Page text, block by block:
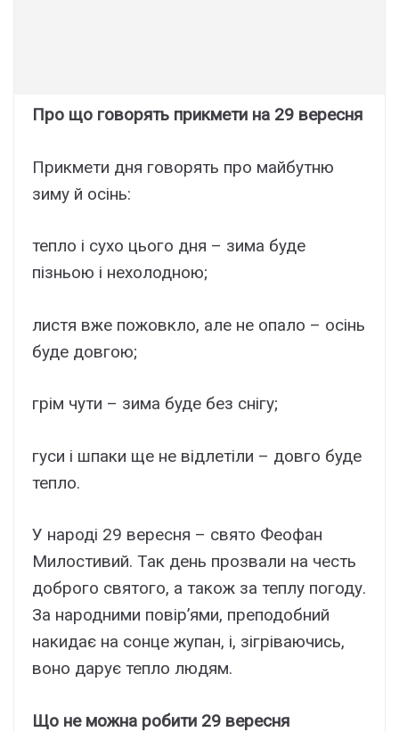
Про що говорять прикмети на 29 вересня
Прикмети дня говорять про майбутню
зиму й осінь:
тепло і сухо цього дня – зима буде
пізньою і нехолодною;
листя вже пожовкло, але не опало – осінь
буде довгою;
грім чути – зима буде без снігу;
гуси і шпаки ще не відлетіли – довго буде
тепло.
У народі 29 вересня – свято Феофан
Милостивий. Так день прозвали на честь
доброго святого, а також за теплу погоду.
За народними повір’ями, преподобний
накидає на сонце жупан, і, зігріваючись,
воно дарує тепло людям.
Що не можна робити 29 вересня